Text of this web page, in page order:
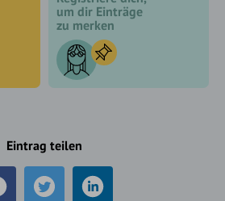
um dir Einträge
zu merken
Eintrag teilen